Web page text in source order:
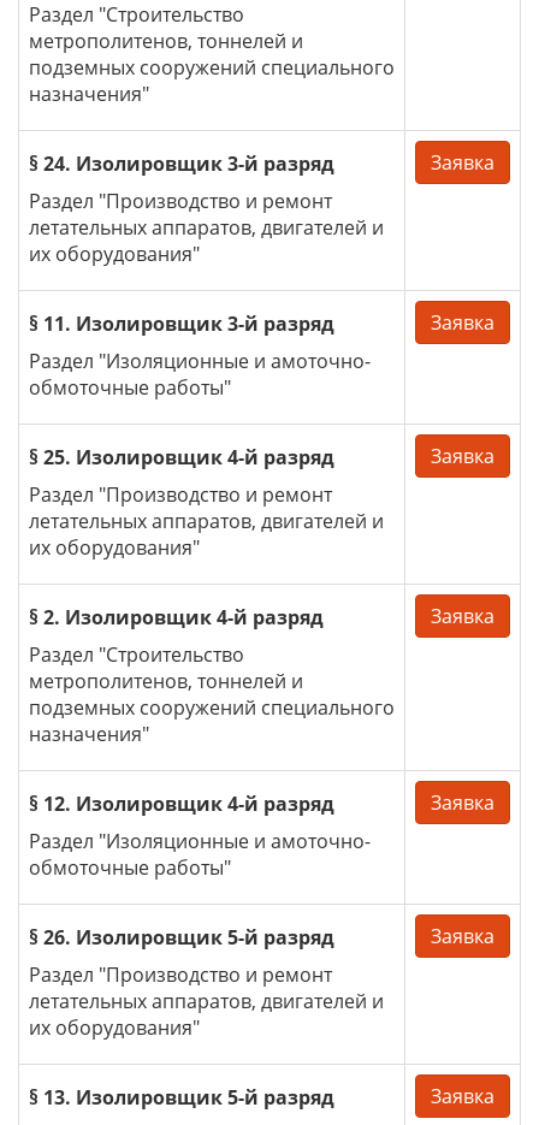
Раздел "Строительство
метрополитенов, тоннелей и
подземных сооружений специального
назначения"
§ 24. Изолировщик 3-й разряд
Раздел "Производство и ремонт
летательных аппаратов, двигателей и
их оборудования"
Заявка
§ 11. Изолировщик 3-й разряд
Раздел "Изоляционные и амоточно-
обмоточные работы"
Заявка
§ 25. Изолировщик 4-й разряд
Раздел "Производство и ремонт
летательных аппаратов, двигателей и
их оборудования"
Заявка
§ 2. Изолировщик 4-й разряд
Раздел "Строительство
метрополитенов, тоннелей и
подземных сооружений специального
назначения"
Заявка
§ 12. Изолировщик 4-й разряд
Раздел "Изоляционные и амоточно-
обмоточные работы"
Заявка
§ 26. Изолировщик 5-й разряд
Раздел "Производство и ремонт
летательных аппаратов, двигателей и
их оборудования"
Заявка
§ 13. Изолировщик 5-й разряд
Заявка